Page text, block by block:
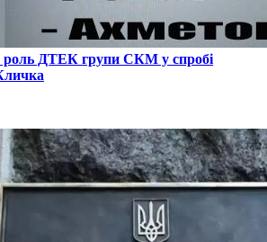
роль ДТЕК групи СКМ у спробі